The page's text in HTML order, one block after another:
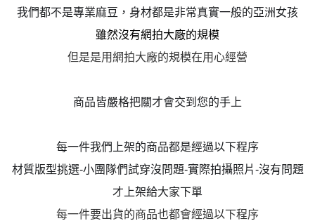
我們都不是專業麻豆，身材都是非常真實一般的亞洲女孩
雖然沒有網拍大廠的規模
但是是用網拍大廠的規模在用心經營
商品皆嚴格把關才會交到您的手上
每一件我們上架的商品都是經過以下程序
材質版型挑選-小團隊們試穿沒問題-實際拍攝照片-沒有問題
才上架給大家下單
每一件要出貨的商品也都會經過以下程序